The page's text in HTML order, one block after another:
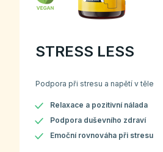
STRESS LESS
Podpora při stresu a napětí v těle
Relaxace a pozitivní nálada
Podpora duševního zdraví
Emoční rovnováha při stresu